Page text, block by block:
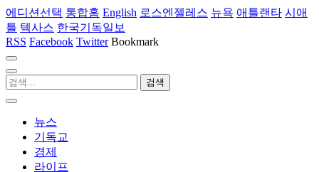
에디션선택 통합홈 English 로스엔젤레스 뉴욕 애틀랜타 시애
틀 텍사스 한국기독일보
RSS Facebook Twitter Bookmark
뉴스
기독교
경제
라이프